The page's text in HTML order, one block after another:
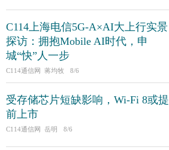
C114上海电信5G-A×AI大上行实景
探访：拥抱Mobile AI时代，申
城“快”人一步
C114通信网 蒋均牧 8/6
受存储芯片短缺影响，Wi-Fi 8或提
前上市
C114通信网 岳明 8/6